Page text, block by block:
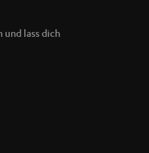
und lass dich